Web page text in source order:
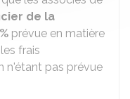
de la
prévue en matière
frais
n'étant pas prévue